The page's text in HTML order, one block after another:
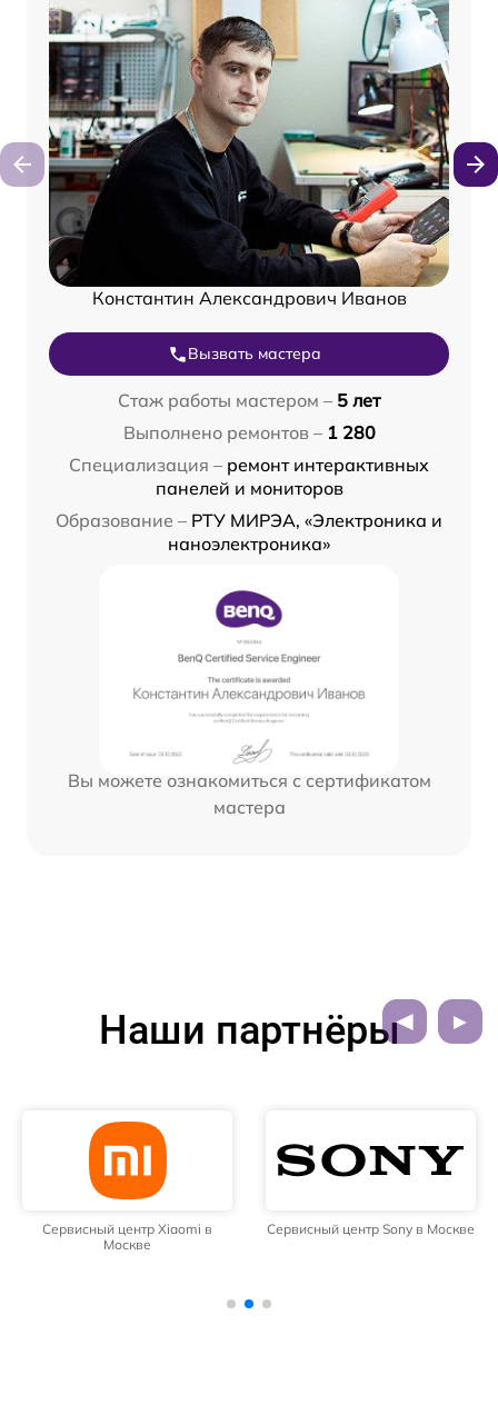
Константин Александрович Иванов
Вызвать мастера
Стаж работы мастером – 5 лет
Выполнено ремонтов – 1 280
Специализация – ремонт интерактивных
панелей и мониторов
Образование – РТУ МИРЭА, «Электроника и
наноэлектроника»
Вы можете ознакомиться с сертификатом
мастера
Наши партнёры
Сервисный центр Xiaomi в
Москве
Сервисный центр Sony в Москве